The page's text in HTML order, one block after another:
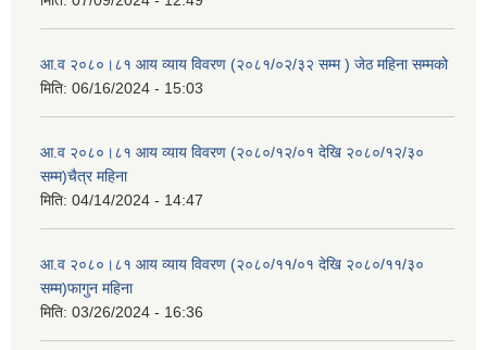
आ.व २०८०।८१ आय व्याय विवरण (२०८१/०२/३२ सम्म ) जेठ महिना सम्मको
मिति: 06/16/2024 - 15:03
आ.व २०८०।८१ आय व्याय विवरण (२०८०/१२/०१ देखि २०८०/१२/३०
सम्म)चैत्र महिना
मिति: 04/14/2024 - 14:47
आ.व २०८०।८१ आय व्याय विवरण (२०८०/११/०१ देखि २०८०/११/३०
सम्म)फागुन महिना
मिति: 03/26/2024 - 16:36